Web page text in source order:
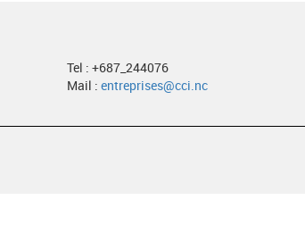
Tel : +687_244076
Mail : entreprises@cci.nc